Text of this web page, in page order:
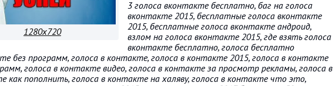
1280x720
3 голоса вконтакте бесплатно, баг на голоса
вконтакте 2015, бесплатные голоса вконтакте
2015, бесплатные голоса вконтакте андроид,
взлом на голоса вконтакте 2015, где взять голоса
вконтакте бесплатно, голоса бесплатно
без программ, голоса в контакте, голоса в контакте 2015, голоса в контакте
голоса в контакте видео, голоса в контакте за просмотр рекламы, голоса в
как пополнить, голоса в контакте на халяву, голоса в контакте что это,